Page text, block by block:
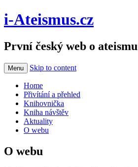
i-Ateismus.cz
První český web o ateismu
Menu Skip to content
Home
Přivítání a přehled
Knihovnička
Kniha návštěv
Aktuality
O webu
O webu